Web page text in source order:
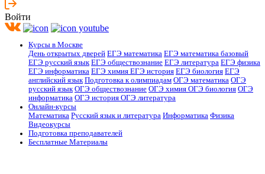
Войти
Курсы в Москве
День открытых дверей ЕГЭ математика ЕГЭ математика базовый
ЕГЭ русский язык ЕГЭ обществознание ЕГЭ литература ЕГЭ физика
ЕГЭ информатика ЕГЭ химия ЕГЭ история ЕГЭ биология ЕГЭ
английский язык Подготовка к олимпиадам ОГЭ математика ОГЭ
русский язык ОГЭ обществознание ОГЭ химия ОГЭ биология ОГЭ
информатика ОГЭ история ОГЭ литература
Онлайн-курсы
Математика Русский язык и литература Информатика Физика
Видеокурсы
Подготовка преподавателей
Бесплатные Материалы